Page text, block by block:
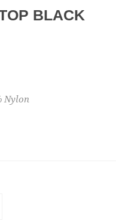
BLACK
Nylon